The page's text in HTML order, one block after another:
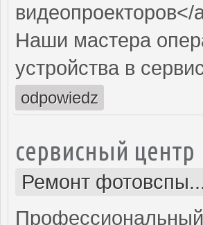
видеопроекторов</
Наши мастера
устройства в
odpowiedz
сервисный центр
Ремонт